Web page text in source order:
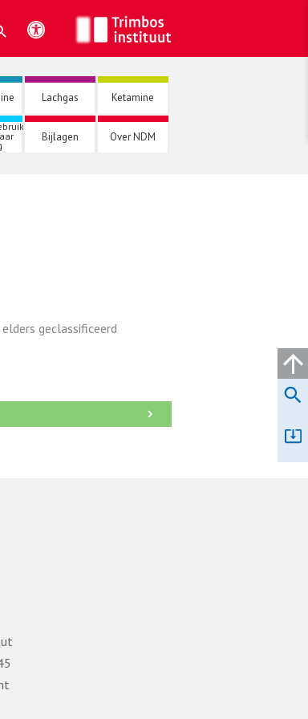
Lachgas Ketamine
Bijlagen Over NDM
geclassificeerd
→